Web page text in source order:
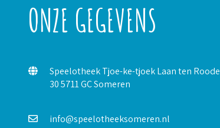
ONZE GEGEVENS
Speelotheek Tjoe-ke-tjoek Laan ten Roode
30 5711 GC Someren
info@speelotheeksomeren.nl